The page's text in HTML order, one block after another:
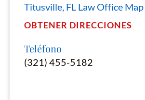
Titusville, FL Law Office Map
OBTENER DIRECCIONES
Teléfono
(321) 455-5182